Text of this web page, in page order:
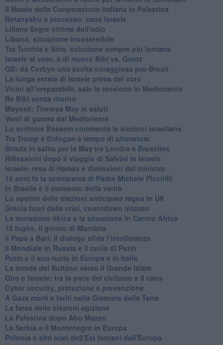
Il Natale della Cooperazione italiana in Palestina
Netanyahu a processo, caos Israele
Liliana Segre vittima dell'odio
Libano, situazione insostenibile
Tra Turchia e Siria, soluzione sempre più lontana
Israele al voto, è di nuovo Bibi vs. Gantz
GB: da Corbyn una scelta coraggiosa pro-Brexit
La lunga estate di Israele prima del voto
Vicini all’irreparabile, sale la tensione in Medioriente
Re Bibi senza ritorno
Mayexit: Theresa May ai saluti
Venti di guerra dal Medioriente
Lo scrittore Bassem commenta le elezioni israeliane
Tra Trump e Erdogan è tempo di ultimatum
Strada in salita per la May tra Londra e Bruxelles
Riflessioni dopo il viaggio di Salvini in Israele
Israele: resa di Hamas e dimissioni del ministro
10 anni fa la scomparsa di Padre Michele Piccirilli
In Brasile è il momento della verità
Lo spettro delle elezioni anticipate regna in UK
Grecia fuori dalla crisi, countdown iniziato
La mutazione libica e la situazione in Centro Africa
18 luglio, il giorno di Mandela
Il Papa a Bari: il dialogo sfida l’intolleranza
Il Mondiale in Russia e il ruolo di Putin
Putin e il suo ruolo in Europa e in Italia
La strada del Sultano verso il Grande Islam
Giro e Israele: tra la pace del ciclismo e il caos
Cyber security, protezione e prevenzione
A Gaza morti e feriti nella Giornata della Terra
La farsa delle elezioni egiziane
La Palestina dopo Abu Mazen
La Serbia e il Montenegro in Europa
Polonia e altri stati dell'Est lontani dall'Europa